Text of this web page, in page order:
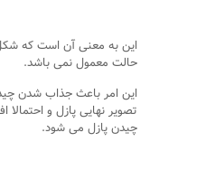
این به معنی آن است که
حالت معمول نمی باشد.
این امر باعث جذاب شدن
تصویر نهایی پازل و
چیدن پازل می شود.